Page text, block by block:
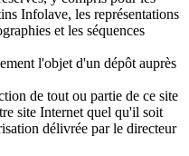
Infolave, les représentations
et les séquences
l'objet d'un dépôt auprès
de tout ou partie de ce site
site Internet quel qu'il soit
délivrée par le directeur